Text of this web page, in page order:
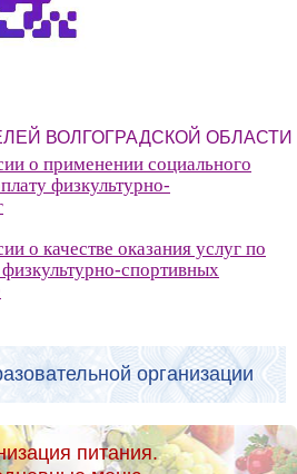
ВОЛГОГРАДСКОЙ ОБЛАСТИ
о применении социального
физкультурно-
о качестве оказания услуг по
спортивных
организации
питания.